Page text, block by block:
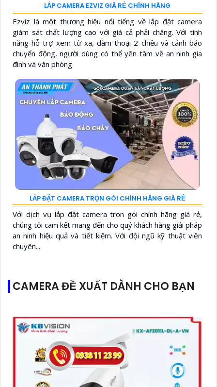
LẮP CAMERA EZVIZ GIÁ RẺ CHÍNH HÃNG
Ezviz là một thương hiệu nổi tiếng về lắp đặt camera
giám sát chất lượng cao với giá cả phải chăng. Với tính
năng hỗ trợ xem từ xa, đàm thoại 2 chiều và cảnh báo
chuyển động, người dùng có thể yên tâm về an ninh gia
đình và văn phòng
LẮP ĐẶT CAMERA TRỌN GÓI CHÍNH HÃNG GIÁ RẺ
Với dịch vụ lắp đặt camera trọn gói chính hãng giá rẻ,
chúng tôi cam kết mang đến cho quý khách hàng giải pháp
an ninh hiệu quả và tiết kiệm. Với đội ngũ kỹ thuật viên
chuyên...
CAMERA ĐỀ XUẤT DÀNH CHO BẠN